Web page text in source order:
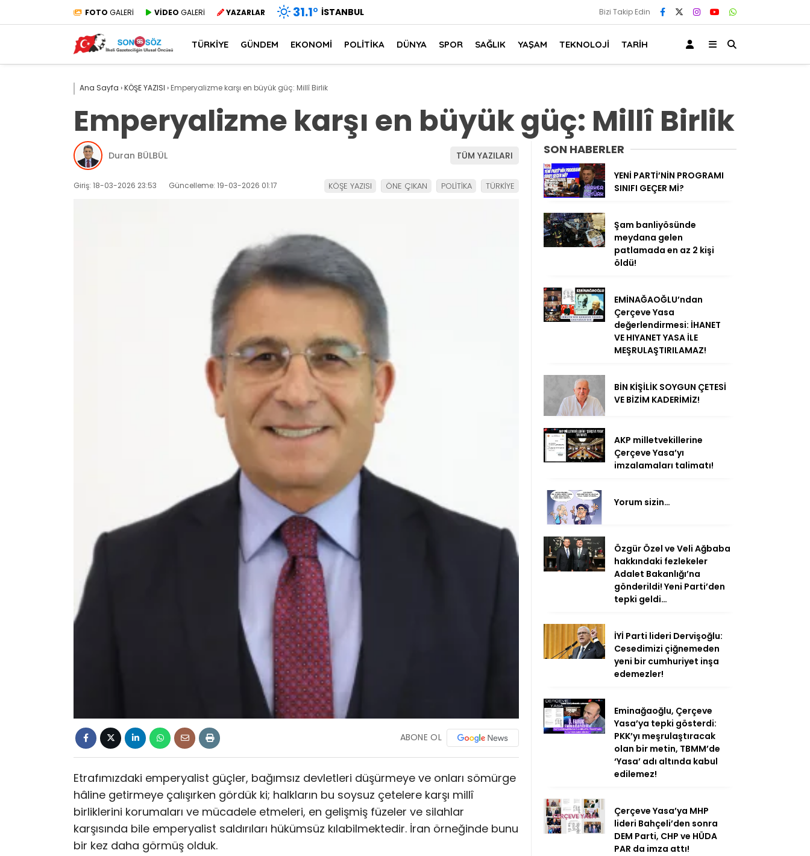
FOTO GALERİ VİDEO GALERİ YAZARLAR 31.1° İSTANBUL Bizi Takip Edin
TÜRKİYE GÜNDEM EKONOMİ POLİTİKA DÜNYA SPOR SAĞLIK YAŞAM TEKNOLOJİ TARİH
Ana Sayfa ›KÖŞE YAZISI › Emperyalizme karşı en büyük güç: Millî Birlik
Emperyalizme karşı en büyük güç: Millî Birlik
Duran BÜLBÜL TÜM YAZILARI
Giriş: 18-03-2026 23:53 Güncelleme: 19-03-2026 01:17 KÖŞE YAZISI ÖNE ÇIKAN POLİTİKA TÜRKİYE
ABONE OL
Etrafımızdaki emperyalist güçler, bağımsız devletleri düşürmeye ve onları sömürge
hâline getirmeye çalışırken gördük ki; halkların bu soysuz çetelere karşı millî
birliklerini korumaları ve mücadele etmeleri, en gelişmiş füzeler ve silahlar
karşısında bile emperyalist saldırıları hükümsüz kılabilmektedir. İran örneğinde bunu
bir kez daha görmüş olduk.
SON HABERLER
YENİ PARTİ’NİN PROGRAMI
SINIFI GEÇER Mİ?
Şam banliyösünde
meydana gelen
patlamada en az 2 kişi
öldü!
EMİNAĞAOĞLU’ndan
Çerçeve Yasa
değerlendirmesi: İHANET
VE HIYANET YASA İLE
MEŞRULAŞTIRILAMAZ!
BİN KİŞİLİK SOYGUN ÇETESİ
VE BİZİM KADERİMİZ!
AKP milletvekillerine
Çerçeve Yasa’yı
imzalamaları talimatı!
Yorum sizin…
Özgür Özel ve Veli Ağbaba
hakkındaki fezlekeler
Adalet Bakanlığı’na
gönderildi! Yeni Parti’den
tepki geldi…
İYİ Parti lideri Dervişoğlu:
Cesedimizi çiğnemeden
yeni bir cumhuriyet inşa
edemezler!
Eminağaoğlu, Çerçeve
Yasa’ya tepki gösterdi:
PKK’yı meşrulaştıracak
olan bir metin, TBMM’de
‘Yasa’ adı altında kabul
edilemez!
Çerçeve Yasa’ya MHP
lideri Bahçeli’den sonra
DEM Parti, CHP ve HÜDA
PAR da imza attı!